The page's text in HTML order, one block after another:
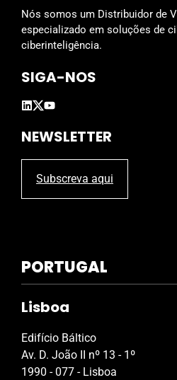
d
e
m
t
.
Nós somos um Distribuidor de
especializado em soluções de
ciberinteligência.
SIGA-NOS
NEWSLETTER
Subscreva aqui
PORTUGAL
Lisboa
Edifício Báltico
Av. D. João II nº 13 - 1º
1990 - 077 - Lisboa